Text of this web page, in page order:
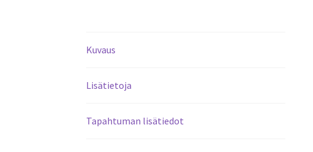
Kuvaus
Lisätietoja
Tapahtuman lisätiedot